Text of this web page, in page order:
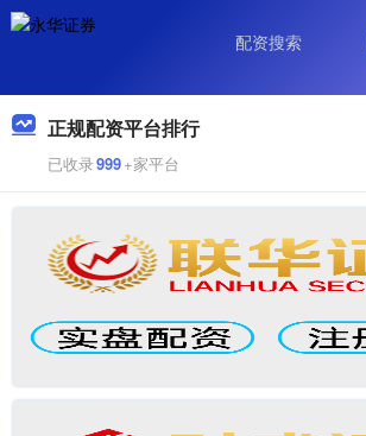
正规配资平台排行
已收录999+家平台